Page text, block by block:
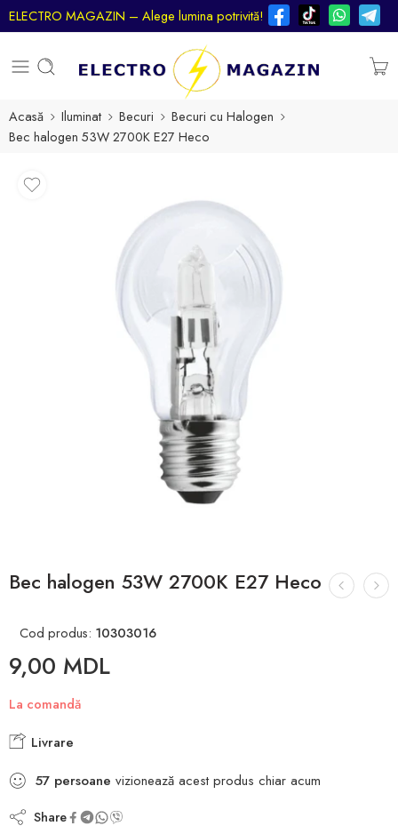
ELECTRO MAGAZIN – Alege lumina potrivită!
Acasă Iluminat Becuri
Becuri cu Halogen
Bec halogen 53W 2700K E27 Heco
Bec halogen 53W 2700K E27 Heco
Cod produs: 10303016
9,00 MDL
La comandă
Livrare
57 persoane vizionează acest produs chiar acum
Share